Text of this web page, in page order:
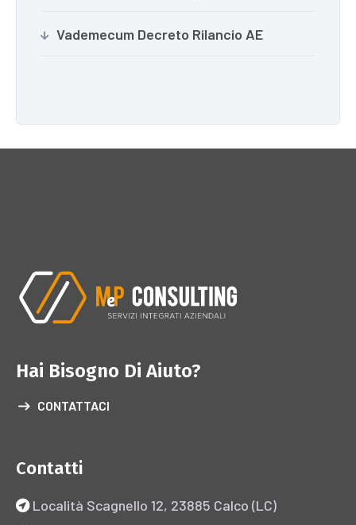
Vademecum Decreto Rilancio AE
Hai Bisogno Di Aiuto?
CONTATTACI
Contatti
Località Scagnello 12, 23885 Calco (LC)